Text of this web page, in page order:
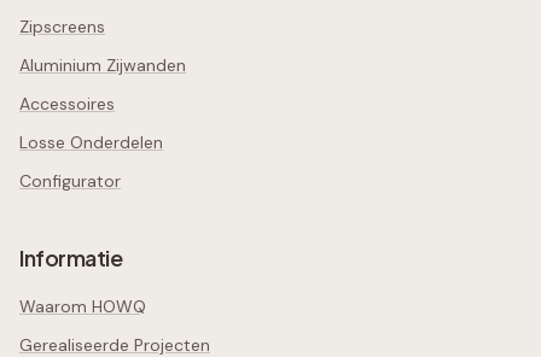
Zipscreens
Aluminium Zijwanden
Accessoires
Losse Onderdelen
Configurator
Informatie
Waarom HOWQ
Gerealiseerde Projecten